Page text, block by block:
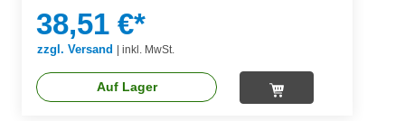
38,51 €*
zzgl. Versand inkl. MwSt.
Auf Lager